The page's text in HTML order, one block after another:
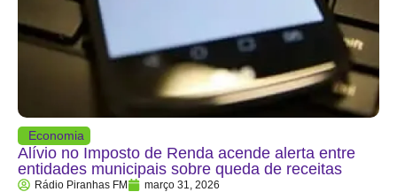
Economia
Alívio no Imposto de Renda acende alerta entre
entidades municipais sobre queda de receitas
Rádio Piranhas FM março 31, 2026